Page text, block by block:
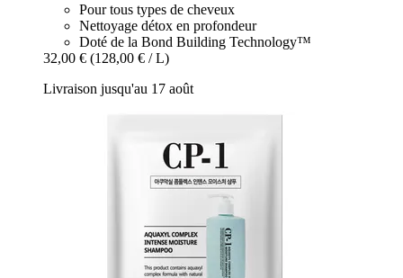
Pour tous types de cheveux
Nettoyage détox en profondeur
Doté de la Bond Building Technology™
32,00 € (128,00 € / L)
Livraison jusqu'au 17 août